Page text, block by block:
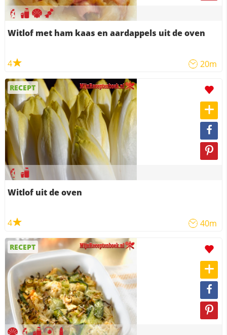
Witlof met ham kaas en aardappels uit de oven
4 20m
RECEPT
Witlof uit de oven
4 40m
RECEPT